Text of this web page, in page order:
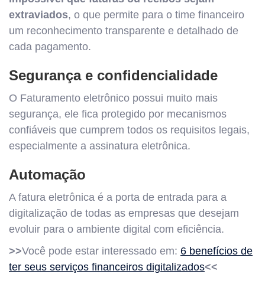
extraviados, o que permite para o time financeiro
um reconhecimento transparente e detalhado de
cada pagamento.
Segurança e confidencialidade
O Faturamento eletrônico possui muito mais
segurança, ele fica protegido por mecanismos
confiáveis que cumprem todos os requisitos legais,
especialmente a assinatura eletrônica.
Automação
A fatura eletrônica é a porta de entrada para a
digitalização de todas as empresas que desejam
evoluir para o ambiente digital com eficiência.
>>Você pode estar interessado em: 6 benefícios de
ter seus serviços financeiros digitalizados<<